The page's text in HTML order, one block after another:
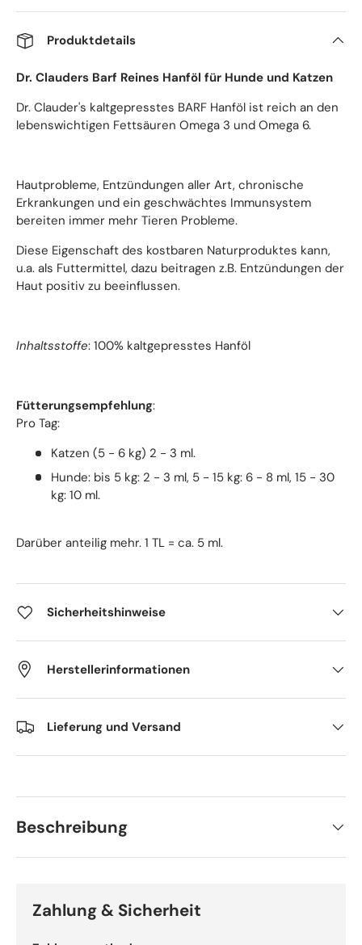
Produktdetails
Dr. Clauders Barf Reines Hanföl für Hunde und Katzen
Dr. Clauder's kaltgepresstes BARF Hanföl ist reich an den
lebenswichtigen Fettsäuren Omega 3 und Omega 6.
Hautprobleme, Entzündungen aller Art, chronische
Erkrankungen und ein geschwächtes Immunsystem
bereiten immer mehr Tieren Probleme.
Diese Eigenschaft des kostbaren Naturproduktes kann,
u.a. als Futtermittel, dazu beitragen z.B. Entzündungen der
Haut positiv zu beeinflussen.
Inhaltsstoffe: 100% kaltgepresstes Hanföl
Fütterungsempfehlung:
Pro Tag:
Katzen (5 - 6 kg) 2 - 3 ml.
Hunde: bis 5 kg: 2 - 3 ml, 5 - 15 kg: 6 - 8 ml, 15 - 30
kg: 10 ml.
Darüber anteilig mehr. 1 TL = ca. 5 ml.
Sicherheitshinweise
Herstellerinformationen
Lieferung und Versand
Beschreibung
Zahlung & Sicherheit